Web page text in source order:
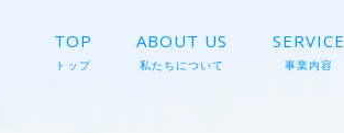
TOP
トップ
ABOUT US
私たちについて
SERVICE
事業内容